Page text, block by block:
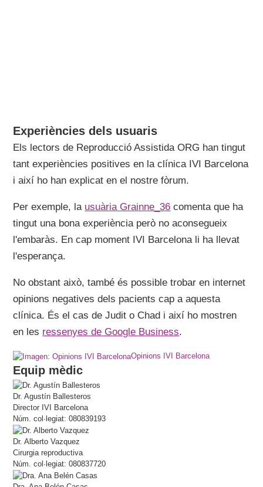
Experiències dels usuaris
Els lectors de Reproducció Assistida ORG han tingut
tant experiències positives en la clínica IVI Barcelona
i així ho han explicat en el nostre fòrum.
Per exemple, la usuària Grainne_36 comenta que ha
tingut una bona experiència però no aconsegueix
l'embaràs. En cap moment IVI Barcelona li ha llevat
l'esperança.
No obstant això, també és possible trobar en internet
opinions negatives dels pacients cap a aquesta
clínica. És el cas de Judit o Chad i així ho mostren
en les ressenyes de Google Business.
Opinions IVI Barcelona
Equip mèdic
Dr. Agustín Ballesteros
Director IVI Barcelona
Núm. col·legiat: 080839193
Dr. Alberto Vazquez
Cirurgia reproductiva
Núm. col·legiat: 080837720